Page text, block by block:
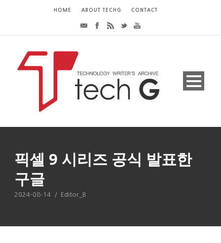
HOME ABOUT TECHG CONTACT
픽셀 9 시리즈 공식 발표한
구글
2024-08-14 / Editor_B